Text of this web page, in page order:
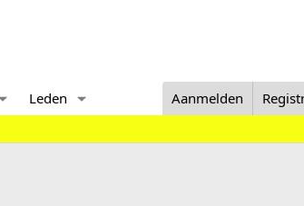
Leden Aanmelden